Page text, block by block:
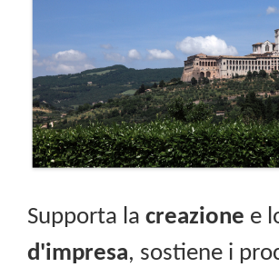
Supporta la creazione e
d'impresa, sostiene i